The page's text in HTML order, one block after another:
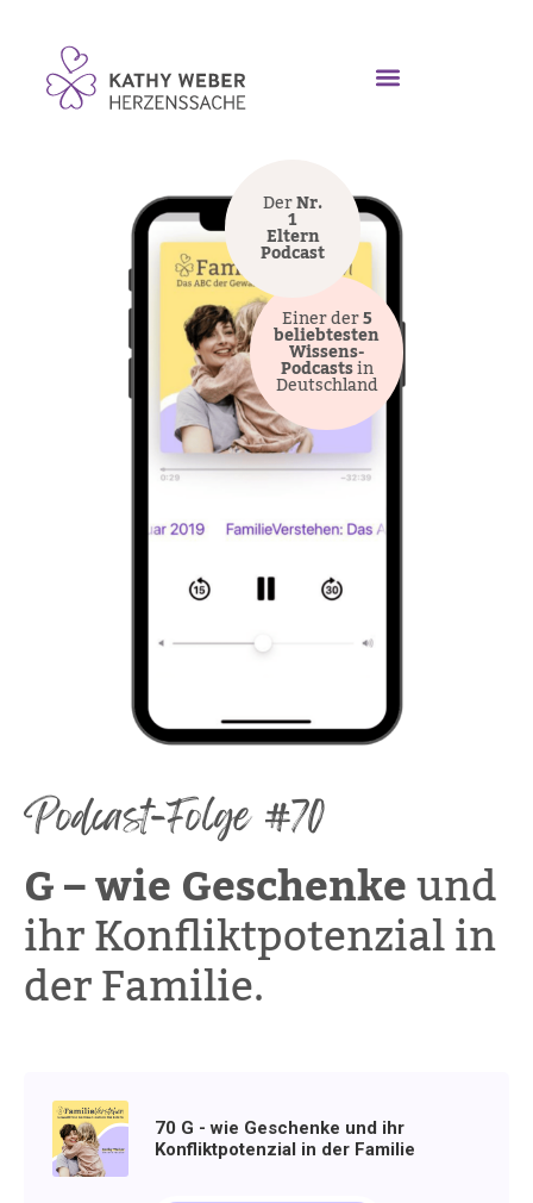
Podcast-Folge #70
G – wie Geschenkeund
ihr Konfliktpotenzial in
der Familie.
70 G - wie Geschenke und ihr
Konfliktpotenzial in der Familie
Einer der5
beliebtesten
Wissens-
Podcastsin
Deutschland
DerNr.
1
Eltern
Podcast